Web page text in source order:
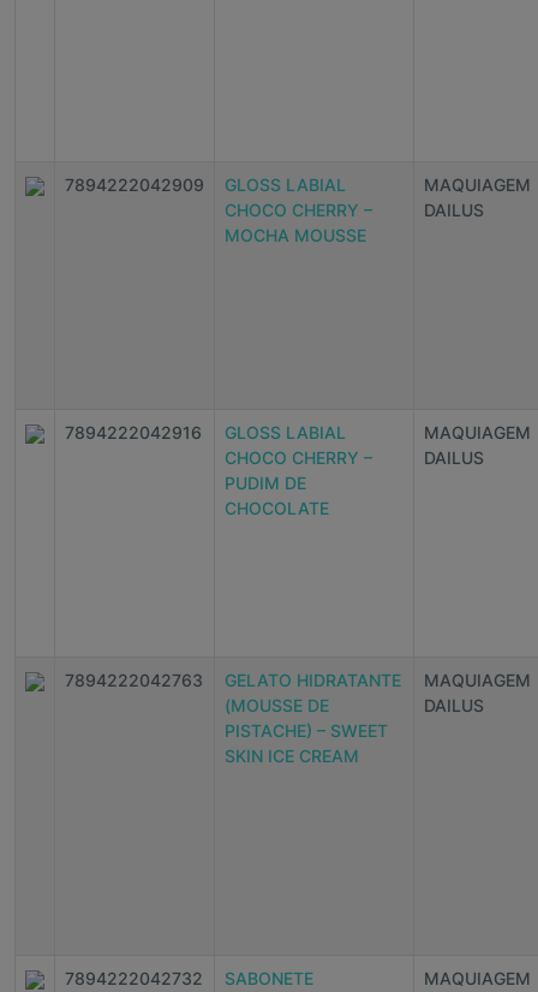
7894222042909
GLOSS LABIAL
CHOCO CHERRY –
MOCHA MOUSSE
MAQUIAGEM
DAILUS
7894222042916
GLOSS LABIAL
CHOCO CHERRY –
PUDIM DE
CHOCOLATE
MAQUIAGEM
DAILUS
7894222042763
GELATO HIDRATANTE
(MOUSSE DE
PISTACHE) – SWEET
SKIN ICE CREAM
MAQUIAGEM
DAILUS
7894222042732
SABONETE
MAQUIAGEM